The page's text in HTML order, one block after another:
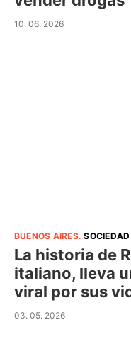
10. 06. 2026
BUENOS AIRES.SOCIEDAD
La historia de
italiano, lleva
viral por sus
03. 05. 2026